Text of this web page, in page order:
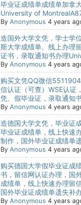
毕业证成绩单成绩单加拿
University of
By Anonymous 4 years
造国外大学文凭，学士学
斯大学成绩单。线上办理
证书，录取通知书办理
By Anonymous 4 years
购买文凭QQ微信
信认证（可查）WSE认证
凭、假毕业证，录取通知
By Anonymous 4 years
造德国大学文凭，毕业证
毕业证成绩单，线上快速
制作，国外毕业证成绩单
By Anonymous 4 years
购买德国大学假毕业证成
书，留信网认证办理，国
成绩单，线上快速办理留
国外毕业证成绩单遗失补
By Anonymous 4 years